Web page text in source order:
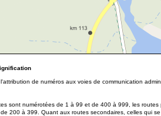
de numéros aux voies de communication
sont numérotées de 1 à 99 et de 400 à 999, les
200 à 399. Quant aux routes secondaires, celles qui